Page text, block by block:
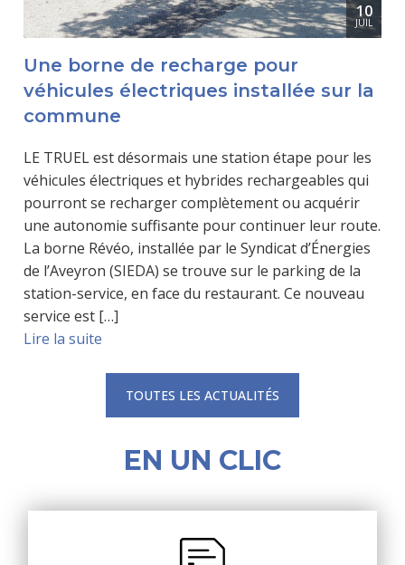
10
JUIL
Une borne de recharge pour
véhicules électriques installée sur la
commune
LE TRUEL est désormais une station étape pour les
véhicules électriques et hybrides rechargeables qui
pourront se recharger complètement ou acquérir
une autonomie suffisante pour continuer leur route.
La borne Révéo, installée par le Syndicat d’Énergies
de l’Aveyron (SIEDA) se trouve sur le parking de la
station-service, en face du restaurant. Ce nouveau
service est […]
Lire la suite
TOUTES LES ACTUALITÉS
EN UN CLIC